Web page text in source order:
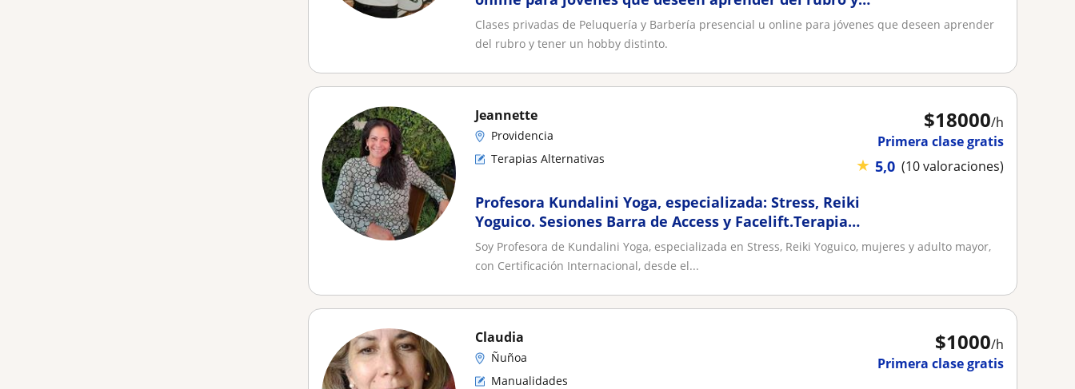
tener un hobby distinto
Clases privadas de Peluquería y Barbería presencial u online para jóvenes que deseen aprender
del rubro y tener un hobby distinto.
$18000/h
Primera clase gratis
★ 5,0 (10 valoraciones)
Jeannette
Providencia
Terapias Alternativas
Profesora Kundalini Yoga, especializada: Stress, Reiki
Yoguico. Sesiones Barra de Access y Facelift.Terapia
Floral. Personalizado!
Soy Profesora de Kundalini Yoga, especializada en Stress, Reiki Yoguico, mujeres y adulto mayor,
con Certificación Internacional, desde el...
$1000/h
Primera clase gratis
Claudia
Ñuñoa
Manualidades